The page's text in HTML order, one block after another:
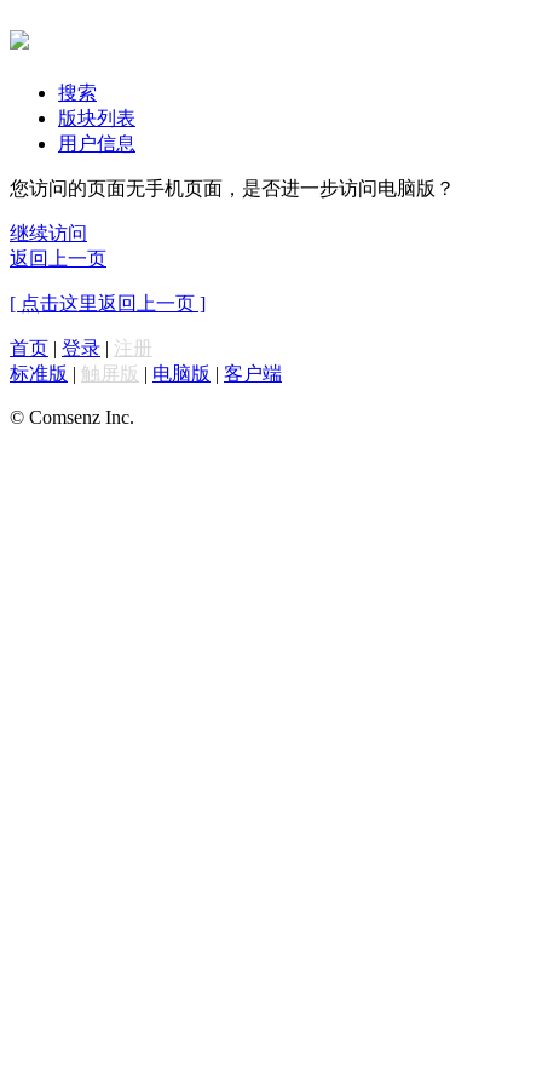
搜索
版块列表
用户信息
您访问的页面无手机页面，是否进一步访问电脑版？
继续访问
返回上一页
[ 点击这里返回上一页 ]
首页 | 登录 | 注册
标准版 | 触屏版 | 电脑版 | 客户端
© Comsenz Inc.